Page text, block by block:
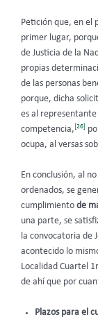
Petición que, en el
primer lugar,
de Justicia de la
propias
de las personas
porque, dicha
es al
competencia,[26]
ocupa, al versas
En conclusión, al
ordenados, se
cumplimiento de
una parte, se
la convocatoria de
acontecido lo
Localidad Cuartel
de ahí que por
Plazos para el